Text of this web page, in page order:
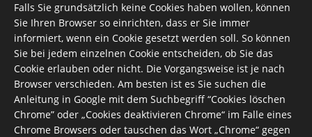
Falls Sie grundsätzlich keine Cookies haben wollen, können
Sie Ihren Browser so einrichten, dass er Sie immer
informiert, wenn ein Cookie gesetzt werden soll. So können
Sie bei jedem einzelnen Cookie entscheiden, ob Sie das
Cookie erlauben oder nicht. Die Vorgangsweise ist je nach
Browser verschieden. Am besten ist es Sie suchen die
Anleitung in Google mit dem Suchbegriff “Cookies löschen
Chrome” oder „Cookies deaktivieren Chrome“ im Falle eines
Chrome Browsers oder tauschen das Wort „Chrome“ gegen